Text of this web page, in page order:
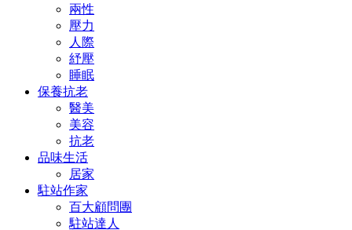
兩性
壓力
人際
紓壓
睡眠
保養抗老
醫美
美容
抗老
品味生活
居家
駐站作家
百大顧問團
駐站達人